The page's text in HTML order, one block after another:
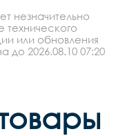
незначительно
технического
или обновления
до 2026.08.10 07:20